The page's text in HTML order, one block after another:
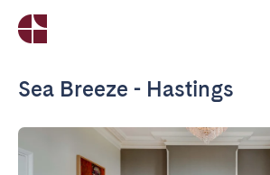
Sea Breeze - Hastings